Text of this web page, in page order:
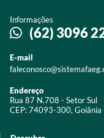
Informações
(62) 3096
E-mail
Endereço
Rua 87 N.708 - Setor Sul
CEP: 74093-300, Goiânia